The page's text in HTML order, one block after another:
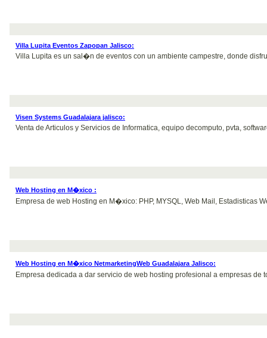
Villa Lupita Eventos Zapopan Jalisco:
Villa Lupita es un sal�n de eventos con un ambiente campestre, donde
Visen Systems Guadalajara jalisco:
Venta de Articulos y Servicios de Informatica, equipo decomputo, pvta,
Web Hosting en M�xico :
Empresa de web Hosting en M�xico: PHP, MYSQL, Web Mail, Estadisticas
Web Hosting en M�xico NetmarketingWeb Guadalajara Jalisco:
Empresa dedicada a dar servicio de web hosting profesional a empresas de